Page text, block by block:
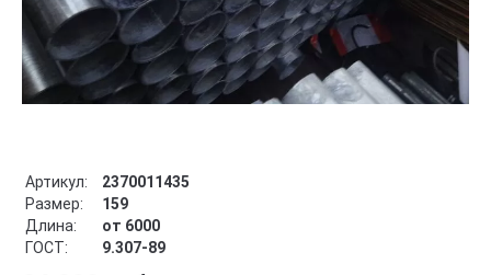
Артикул:
2370011435
Размер:
159
Длина:
от 6000
ГОСТ:
9.307-89